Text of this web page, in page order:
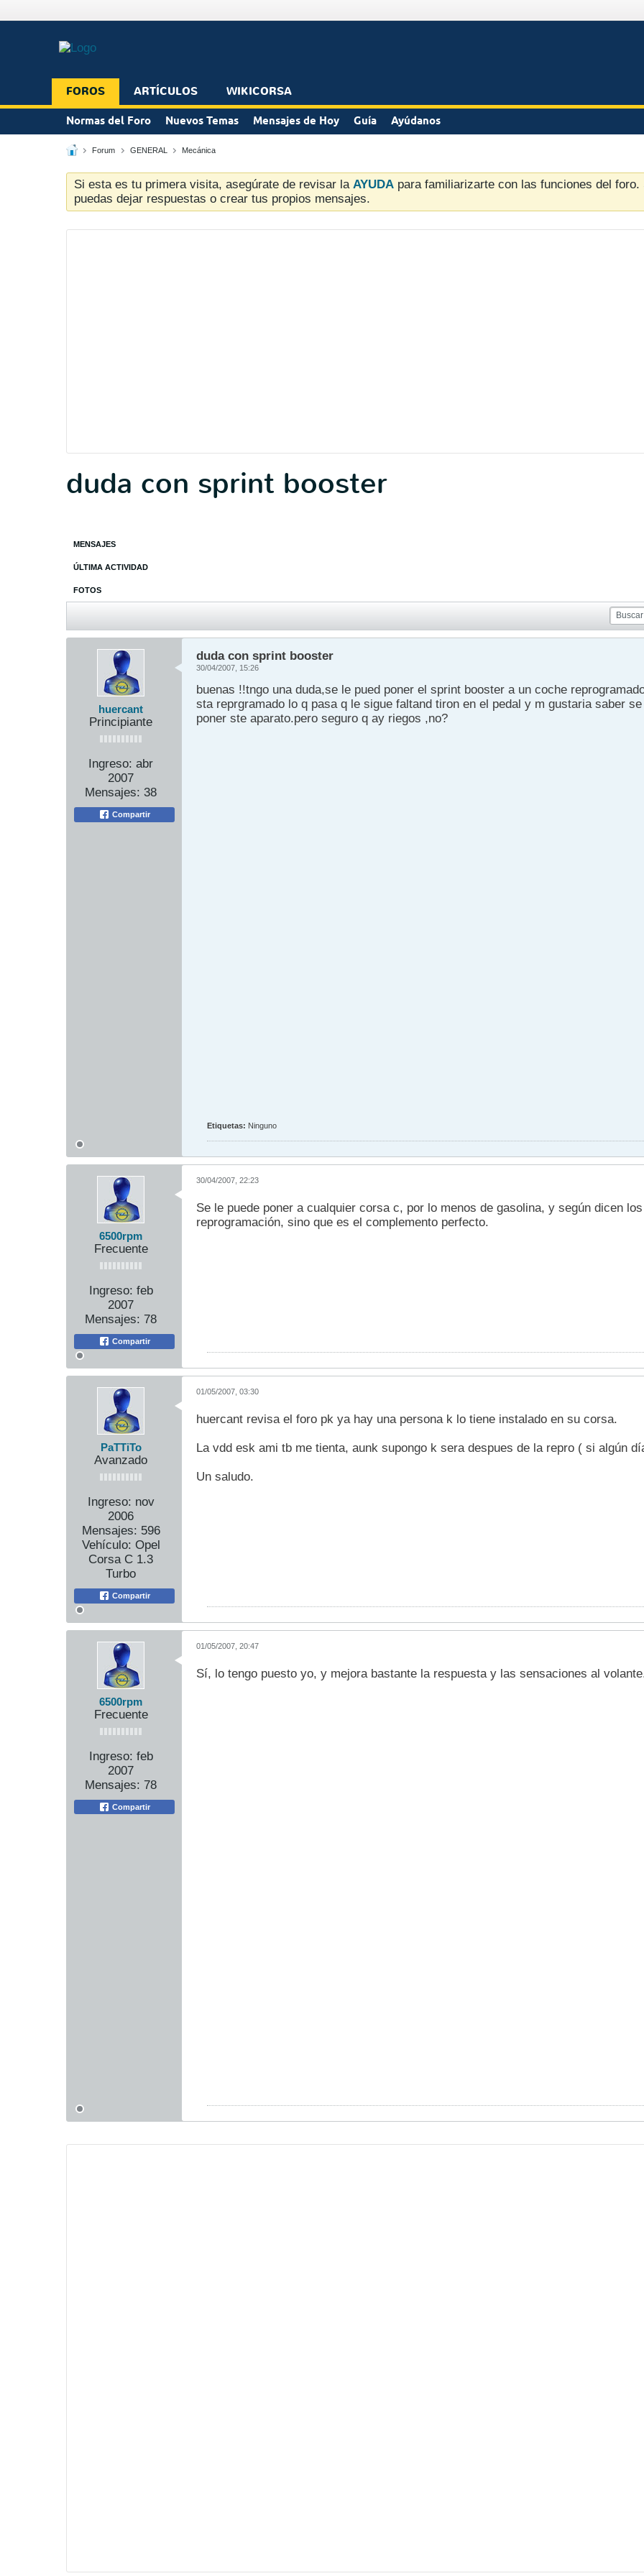
FOROS ARTÍCULOS WIKICORSA
Normas del Foro Nuevos Temas Mensajes de Hoy Guía Ayúdanos
Forum GENERAL Mecánica
Si esta es tu primera visita, asegúrate de revisar la AYUDA para familiarizarte con las funciones del
puedas dejar respuestas o crear tus propios mensajes.
duda con sprint booster
MENSAJES
ÚLTIMA ACTIVIDAD
FOTOS
huercant
Principiante
Ingreso: abr
2007
Mensajes: 38
Compartir
duda con sprint booster
30/04/2007, 15:26
buenas !!tngo una duda,se le pued poner el sprint booster a un coche
sta reprgramado lo q pasa q le sigue faltand tiron en el pedal y m gustaria saber
poner ste aparato.pero seguro q ay riegos ,no?
Etiquetas: Ninguno
6500rpm
Frecuente
Ingreso: feb
2007
Mensajes: 78
Compartir
30/04/2007, 22:23
Se le puede poner a cualquier corsa c, por lo menos de gasolina, y según dicen
reprogramación, sino que es el complemento perfecto.
PaTTiTo
Avanzado
Ingreso: nov
2006
Mensajes: 596
Vehículo: Opel
Corsa C 1.3
Turbo
Compartir
01/05/2007, 03:30
huercant revisa el foro pk ya hay una persona k lo tiene instalado en su corsa.
La vdd esk ami tb me tienta, aunk supongo k sera despues de la repro ( si algún
Un saludo.
6500rpm
Frecuente
Ingreso: feb
2007
Mensajes: 78
Compartir
01/05/2007, 20:47
Sí, lo tengo puesto yo, y mejora bastante la respuesta y las sensaciones al